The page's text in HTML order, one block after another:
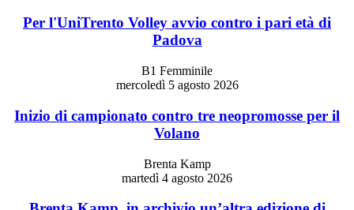
Per l'UniTrento Volley avvio contro i pari età di
Padova
B1 Femminile
mercoledì 5 agosto 2026
Inizio di campionato contro tre neopromosse per il
Volano
Brenta Kamp
martedì 4 agosto 2026